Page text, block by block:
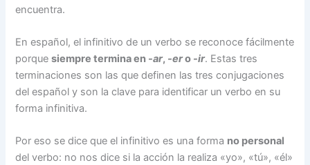
encuentra.
En español, el infinitivo de un verbo se reconoce fácilmente
porquesiempre termina en -ar, -ero -ir. Estas tres
terminaciones son las que definen las tres conjugaciones
del español y son la clave para identificar un verbo en su
forma infinitiva.
Por eso se dice que el infinitivo es una forma no personal
del verbo: no nos dice si la acción la realiza «yo», «tú», «él»